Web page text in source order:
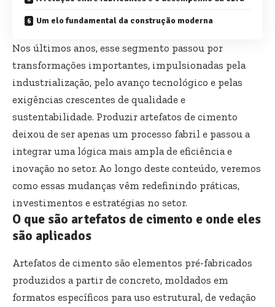
Um elo fundamental da construção moderna
Nos últimos anos, esse segmento passou por
transformações importantes, impulsionadas pela
industrialização, pelo avanço tecnológico e pelas
exigências crescentes de qualidade e
sustentabilidade. Produzir artefatos de cimento
deixou de ser apenas um processo fabril e passou a
integrar uma lógica mais ampla de eficiência e
inovação no setor. Ao longo deste conteúdo, veremos
como essas mudanças vêm redefinindo práticas,
investimentos e estratégias no setor.
O que são artefatos de cimento e onde eles
são aplicados
Artefatos de cimento são elementos pré-fabricados
produzidos a partir de concreto, moldados em
formatos específicos para uso estrutural, de vedação